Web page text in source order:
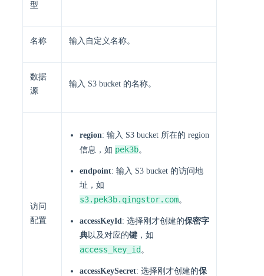
型
名称 输入自定义名称。
数据
源
输入 S3 bucket 的名称。
访问
配置
region: 输入 S3 bucket 所在的 region
信息，如 pek3b。
endpoint: 输入 S3 bucket 的访问地
址，如
s3.pek3b.qingstor.com。
accessKeyId: 选择刚才创建的保密字
典以及对应的键 ，如
access_key_id 。
accessKeySecret: 选择刚才创建的保